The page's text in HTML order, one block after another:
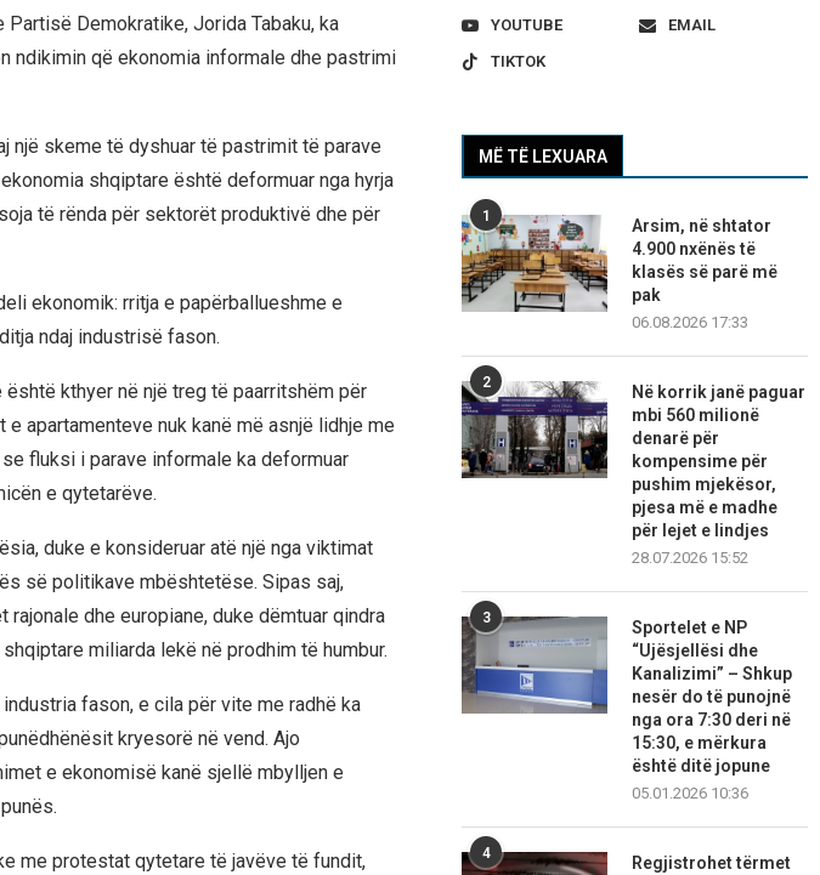
Partisë Demokratike, Jorida Tabaku, ka
ndikimin që ekonomia informale dhe pastrimi
një skeme të dyshuar të pastrimit të parave
shqiptare është deformuar nga hyrja
të rënda për sektorët produktivë dhe për
ekonomik: rritja e papërballueshme e
ndaj industrisë fason.
kthyer në një treg të paarritshëm për
apartamenteve nuk kanë më asnjë lidhje me
fluksi i parave informale ka deformuar
e qytetarëve.
duke e konsideruar atë një nga viktimat
së politikave mbështetëse. Sipas saj,
dhe europiane, duke dëmtuar qindra
miliarda lekë në prodhim të humbur.
fason, e cila për vite me radhë ka
kryesorë në vend. Ajo
e ekonomisë kanë sjellë mbylljen e
me protestat qytetare të javëve të fundit,
YOUTUBE
EMAIL
TIKTOK
MË TË LEXUARA
1
Arsim, në shtator
4.900 nxënës të
klasës së parë më
pak
06.08.2026 17:33
2
Në korrik janë paguar
mbi 560 milionë
denarë për
kompensime për
pushim mjekësor,
pjesa më e madhe
për lejet e lindjes
28.07.2026 15:52
3
Sportelet e NP
“Ujësjellësi dhe
Kanalizimi” – Shkup
nesër do të punojnë
nga ora 7:30 deri në
15:30, e mërkura
është ditë jopune
05.01.2026 10:36
4
Regjistrohet tërmet